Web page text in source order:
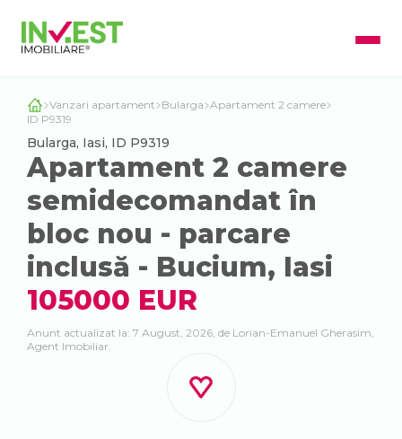
Vanzari apartament Bularga Apartament 2 camere
ID P9319
Bularga, Iasi, ID P9319
Apartament 2 camere
semidecomandat în
bloc nou - parcare
inclusă - Bucium, Iasi
105000 EUR
Anunt actualizat la: 7 August, 2026, de Lorian-Emanuel Gherasim,
Agent Imobiliar.